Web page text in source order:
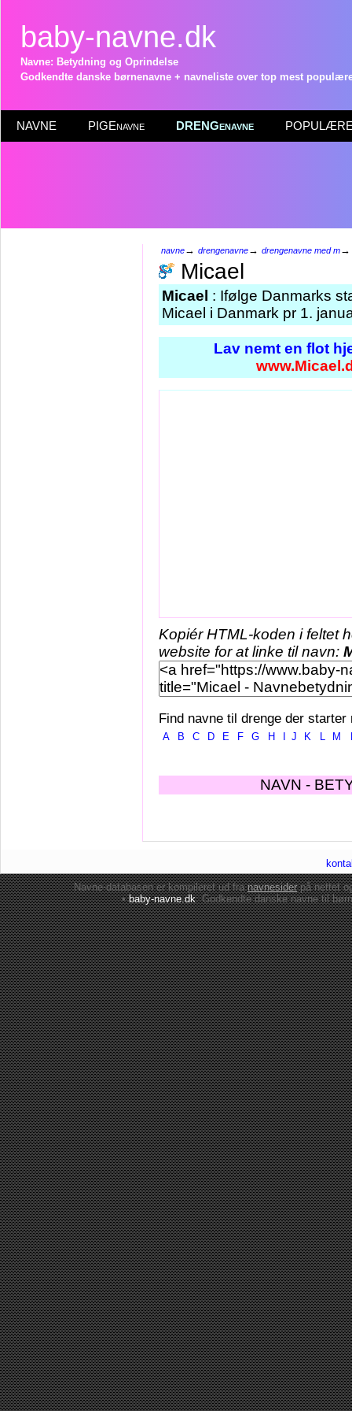
baby-navne.dk
Navne: Betydning og Oprindelse
Godkendte danske børnenavne + navneliste over top mest
NAVNE PIGEnavne DRENGenavne POPULÆRE
navne→ drengenavne→ drengenavne med m
Micael
Micael : Ifølge Danmarks
Micael i Danmark pr 1.
Lav nemt en flot
Kopiér HTML-koden i feltet
website for at linke til navn:
Find navne til drenge der starter
A B C D E F G H J K L M
NAVN -
Navne-databasen er kompileret ud franavnesiderpå nettet
•baby-navne.dk: Godkendte danskenavne til børn